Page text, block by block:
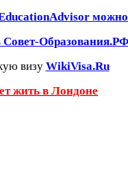
Совет-Образования.РФ
визу WikiVisa.Ru
жить в Лондоне